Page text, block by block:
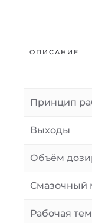
ОПИСАНИЕ
Принцип
Выходы
Объём
Смазочный
Рабочая